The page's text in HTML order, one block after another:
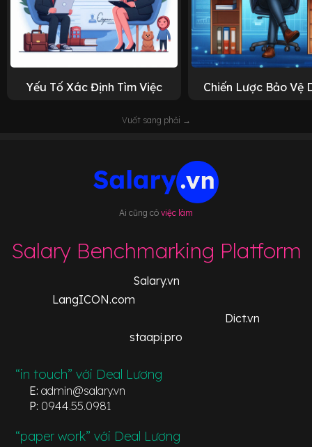
Yếu Tố Xác Định Tìm Việc Chiến Lược Bảo Vệ
Vuốt sang phải →
Ai cũng có việc làm
Salary Benchmarking Platform
Salary.vn
LangICON.com
Dict.vn
staapi.pro
“in touch” với Deal Lương
E: admin@salary.vn
P: 0944.55.0981
“paper work” với Deal Lương